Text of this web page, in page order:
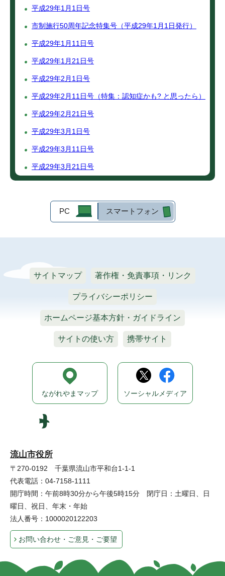
平成29年1月1日号
市制施行50周年記念特集号（平成29年1月1日発行）
平成29年1月11日号
平成29年1月21日号
平成29年2月1日号
平成29年2月11日号（特集：認知症かも? と思ったら）
平成29年2月21日号
平成29年3月1日号
平成29年3月11日号
平成29年3月21日号
PC スマートフォン
サイトマップ 著作権・免責事項・リンク
プライバシーポリシー
ホームページ基本方針・ガイドライン
サイトの使い方 携帯サイト
流山市役所
〒270-0192 千葉県流山市平和台1-1-1
代表電話：04-7158-1111
開庁時間：午前8時30分から午後5時15分 閉庁日：土曜日、日
曜日、祝日、年末・年始
法人番号：1000020122203
お問い合わせ・ご意見・ご要望
ながれやまマップ ソーシャルメディア